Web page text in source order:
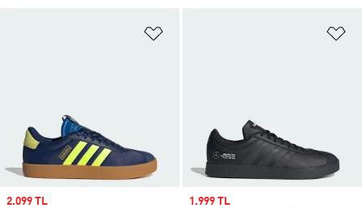
Sale price
2.099 TL Sale price
1.999 TL